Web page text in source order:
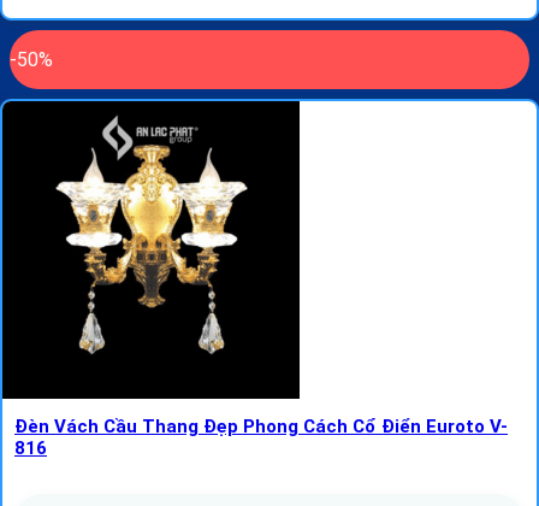
-50%
Đèn Vách Cầu Thang Đẹp Phong Cách Cổ Điển Euroto V-
816